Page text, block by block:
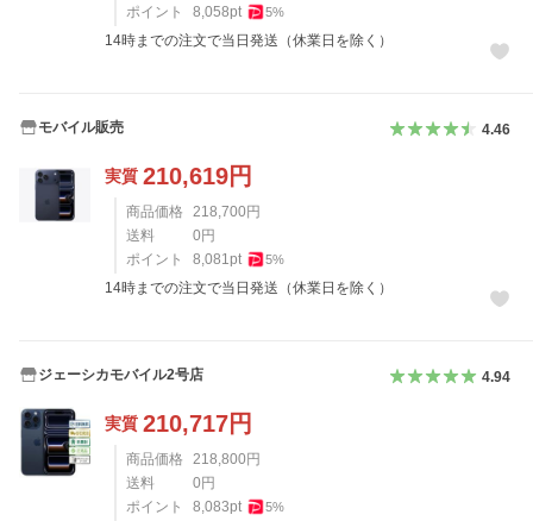
ポイント
8,058pt 5%
14時までの注文で当日発送（休業日を除く）
モバイル販売 4.46
実質 210,619円
商品価格 218,700円
送料
0円
ポイント
8,081 pt 5%
14時までの注文で当日発送（休業日を除く）
ジェーシカモバイル2号店 4.94
実質 210,717円
商品価格 218,800円
送料
0円
ポイント
8,083pt 5%